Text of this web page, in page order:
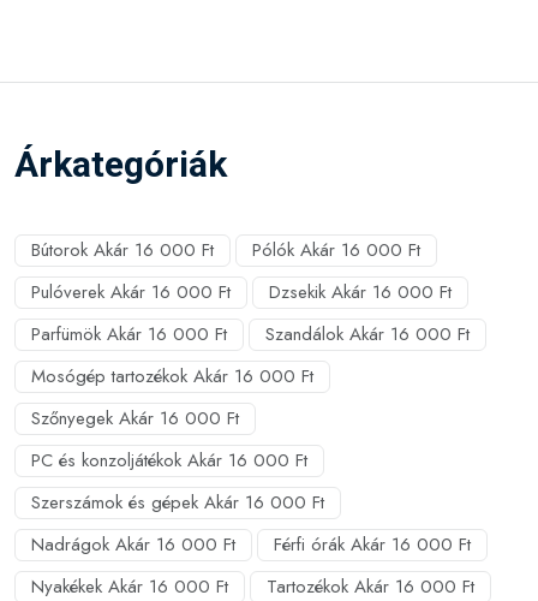
Árkategóriák
Bútorok Akár 16 000 Ft
Pólók Akár 16 000 Ft
Pulóverek Akár 16 000 Ft
Dzsekik Akár 16 000 Ft
Parfümök Akár 16 000 Ft
Szandálok Akár 16 000 Ft
Mosógép tartozékok Akár 16 000 Ft
Szőnyegek Akár 16 000 Ft
PC és konzoljátékok Akár 16 000 Ft
Szerszámok és gépek Akár 16 000 Ft
Nadrágok Akár 16 000 Ft
Férfi órák Akár 16 000 Ft
Nyakékek Akár 16 000 Ft
Tartozékok Akár 16 000 Ft